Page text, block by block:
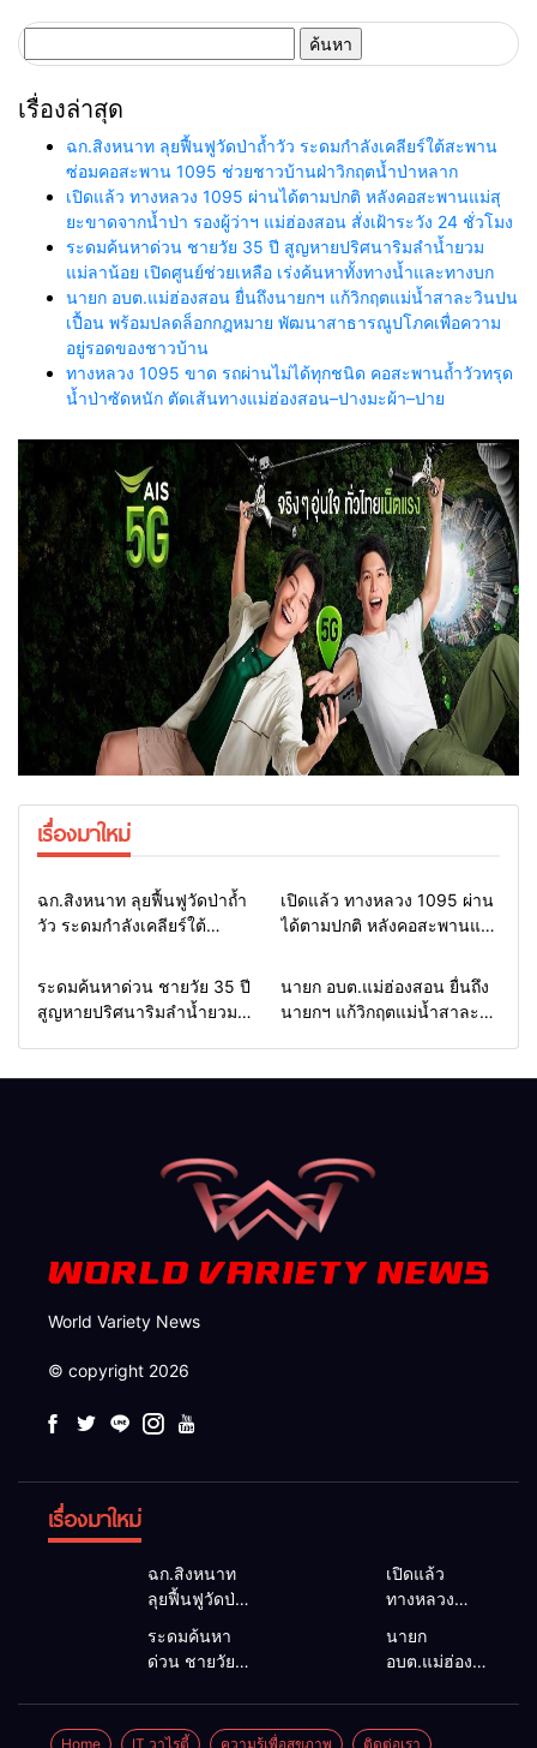
Lifestyle Destination
สำหรับ:
เรื่องล่าสุด
ฉก.สิงหนาท ลุยฟื้นฟูวัดป่าถ้ำวัว ระดมกำลังเคลียร์ใต้สะพาน
ซ่อมคอสะพาน 1095 ช่วยชาวบ้านฝ่าวิกฤตน้ำป่าหลาก
เปิดแล้ว ทางหลวง 1095 ผ่านได้ตามปกติ หลังคอสะพานแม่สุ
ยะขาดจากน้ำป่า รองผู้ว่าฯ แม่ฮ่องสอน สั่งเฝ้าระวัง 24 ชั่วโมง
ระดมค้นหาด่วน ชายวัย 35 ปี สูญหายปริศนาริมลำน้ำยวม
แม่ลาน้อย เปิดศูนย์ช่วยเหลือ เร่งค้นหาทั้งทางน้ำและทางบก
นายก อบต.แม่ฮ่องสอน ยื่นถึงนายกฯ แก้วิกฤตแม่น้ำสาละวินปน
เปื้อน พร้อมปลดล็อกกฎหมาย พัฒนาสาธารณูปโภคเพื่อความ
อยู่รอดของชาวบ้าน
ทางหลวง 1095 ขาด รถผ่านไม่ได้ทุกชนิด คอสะพานถ้ำวัวทรุด
น้ำป่าซัดหนัก ตัดเส้นทางแม่ฮ่องสอน–ปางมะผ้า–ปาย
เรื่องมาใหม่
Home แวดวงทหาร
ฉก.สิงหนาท ลุยฟื้นฟูวัดป่าถ้ำ
วัว ระดมกำลังเคลียร์ใต้
ช่วยชาวบ้านฝ่าวิกฤตน้ำป่า
Home รอบรั้วทั่วไทย
เปิดแล้ว ทางหลวง 1095 ผ่าน
ได้ตามปกติ หลังคอสะพานแม่
แม่ฮ่องสอน สั่งเฝ้าระวัง 24
Home รอบรั้วทั่วไทย
ระดมค้นหาด่วน ชายวัย 35 ปี
สูญหายปริศนาริมลำน้ำยวม
Home รอบรั้วทั่วไทย
นายก อบต.แม่ฮ่องสอน ยื่นถึง
นายกฯ แก้วิกฤตแม่น้ำสาละ
World Variety News
© copyright 2026
เรื่องมาใหม่
ฉก.สิงหนาท
ลุยฟื้นฟูวัดป่า
ถ้ำวัว ระดม
กำลังเคลียร์
ใต้สะพาน
ซ่อมคอ
สะพาน 1095
เปิดแล้ว
ทางหลวง
ตามปกติ หลัง
คอสะพานแม่
สุยะขาดจาก
น้ำป่า รองผู้
ระดมค้นหา
ด่วน ชายวัย
ปริศนาริมลำ
น้ำยวม
นายก
อบต.แม่ฮ่องสอน
แก้วิกฤตแม่น้ำ
สาละวินปน
Home IT วาไรตี้ ความรู้เพื่อสุขภาพ ติดต่อเรา